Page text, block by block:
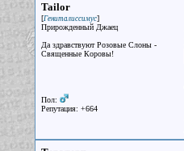
Tailor
[Гениталиссимус]
Прирожденный Джаец
Да здравствуют Розовые Слоны -
Священные Коровы!
Пол:
Репутация: +664